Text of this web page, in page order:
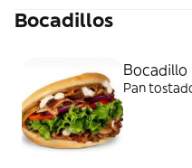
Bocadillos
Bocadillo
Pan